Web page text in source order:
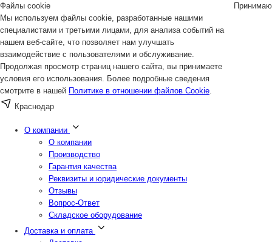
Файлы cookie
Мы используем файлы cookie, разработанные нашими
специалистами и третьими лицами, для анализа событий на
нашем веб-сайте, что позволяет нам улучшать
взаимодействие с пользователями и обслуживание.
Продолжая просмотр страниц нашего сайта, вы принимаете
условия его использования. Более подробные сведения
смотрите в нашей Политике в отношении файлов Cookie.
Принимаю
Краснодар
О компании
О компании
Производство
Гарантия качества
Реквизиты и юридические документы
Отзывы
Вопрос-Ответ
Складское оборудование
Доставка и оплата